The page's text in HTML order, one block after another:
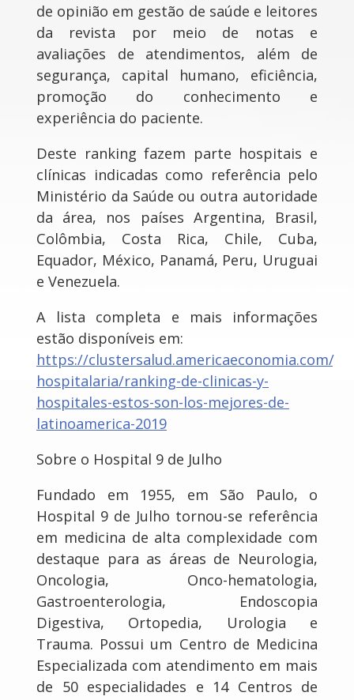
de opinião em gestão de saúde e leitores
da revista por meio de notas e
avaliações de atendimentos, além de
segurança, capital humano, eficiência,
promoção do conhecimento e
experiência do paciente.
Deste ranking fazem parte hospitais e
clínicas indicadas como referência pelo
Ministério da Saúde ou outra autoridade
da área, nos países Argentina, Brasil,
Colômbia, Costa Rica, Chile, Cuba,
Equador, México, Panamá, Peru, Uruguai
e Venezuela.
A lista completa e mais informações
estão disponíveis em:
https://clustersalud.americaeconomia.com/
hospitalaria/ranking-de-clinicas-y-
hospitales-estos-son-los-mejores-de-
latinoamerica-2019
Sobre o Hospital 9 de Julho
Fundado em 1955, em São Paulo, o
Hospital 9 de Julho tornou-se referência
em medicina de alta complexidade com
destaque para as áreas de Neurologia,
Oncologia, Onco-hematologia,
Gastroenterologia, Endoscopia
Digestiva, Ortopedia, Urologia e
Trauma. Possui um Centro de Medicina
Especializada com atendimento em mais
de 50 especialidades e 14 Centros de